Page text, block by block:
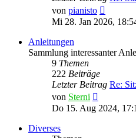
von pianisto
Beitrag
Mi 28. Jan 2026,
Anleitungen
Sammlung interessanter
9 Themen
222 Beiträge
Letzter Beitrag Re:
von Sterni
Beitrag
Do 15. Aug 2024,
Diverses